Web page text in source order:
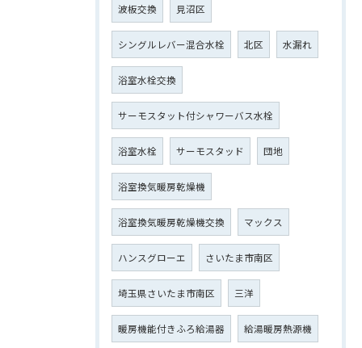
波板交換 見沼区
シングルレバー混合水栓 北区 水漏れ
浴室水栓交換
サーモスタット付シャワーバス水栓
浴室水栓 サーモスタッド 団地
浴室換気暖房乾燥機
浴室換気暖房乾燥機交換 マックス
ハンスグローエ さいたま市南区
埼玉県さいたま市南区 三洋
暖房機能付きふろ給湯器 給湯暖房熱源機